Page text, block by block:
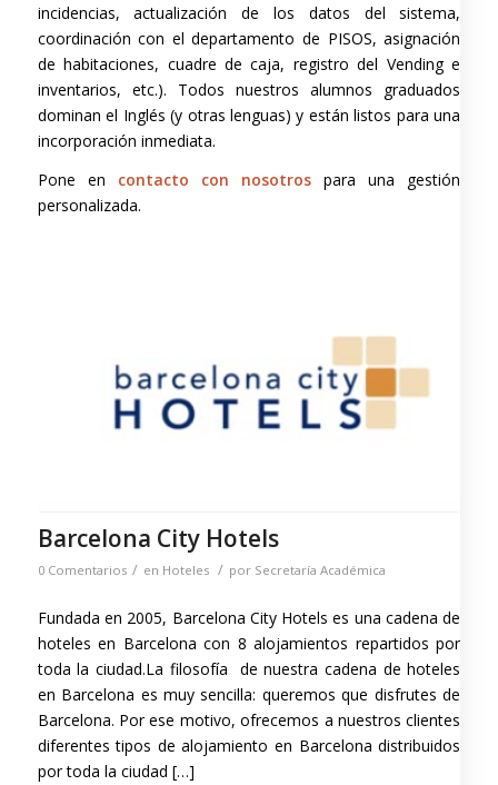
incidencias, actualización de los datos del sistema,
coordinación con el departamento de PISOS, asignación
de habitaciones, cuadre de caja, registro del Vending e
inventarios, etc.). Todos nuestros alumnos graduados
dominan el Inglés (y otras lenguas) y están listos para una
incorporación inmediata.
Pone en contacto con nosotros para una gestión
personalizada.
Barcelona City Hotels
0 Comentarios / en Hoteles / por Secretaría Académica
Fundada en 2005, Barcelona City Hotels es una cadena de
hoteles en Barcelona con 8 alojamientos repartidos por
toda la ciudad.La filosofía de nuestra cadena de hoteles
en Barcelona es muy sencilla: queremos que disfrutes de
Barcelona. Por ese motivo, ofrecemos a nuestros clientes
diferentes tipos de alojamiento en Barcelona distribuidos
por toda la ciudad […]